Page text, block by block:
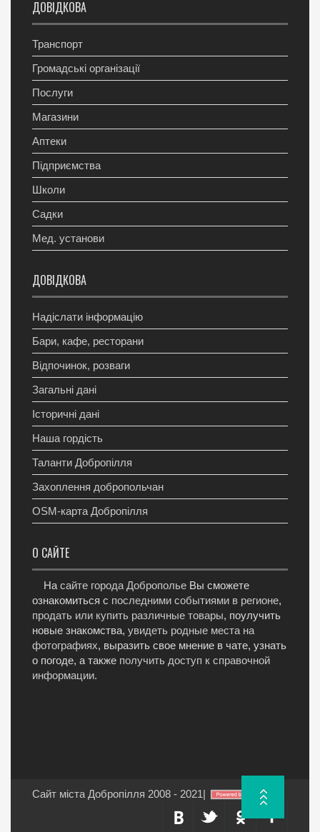
ДОВІДКОВА
Транспорт
Громадські організації
Послуги
Магазини
Аптеки
Підприємства
Школи
Садки
Мед. установи
ДОВІДКОВА
Надіслати інформацію
Бари, кафе, ресторани
Відпочинок, розваги
Загальні дані
Історичні дані
Наша гордість
Таланти Добропілля
Захоплення добропольчан
OSM-карта Добропілля
О САЙТЕ
На сайте города Доброполье Вы сможете
ознакомиться с последними событиями в регионе,
продать или купить различные товары, поулучить
новые знакомства, увидеть родные места на
фотографиях, выразить свое мнение в чате, узнать
о погоде, а также получить доступ к справочной
информации.
Сайт міста Добропілля 2008 - 2021|